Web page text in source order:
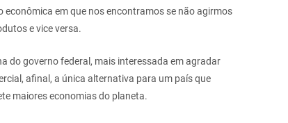
em que nos encontramos se não agirmos
e vice versa.
do governo federal, mais interessada em agradar
afinal, a única alternativa para um país que
maiores economias do planeta.